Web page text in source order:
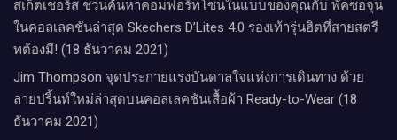
สเก็ตเชอร์ส ชวนค้นหาคอมฟอร์ทโซนในแบบของคุณกับ พัคซอจุน
ในคอลเลคชันล่าสุด Skechers D’Lites 4.0 รองเท้ารุ่นฮิตที่สายสตรี
ทต้องมี! (18 ธันวาคม 2021)
Jim Thompson จุดประกายแรงบันดาลใจแห่งการเดินทาง ด้วย
ลายปริ้นท์ใหม่ล่าสุดบนคอลเลคชันเสื้อผ้า Ready-to-Wear (18
ธันวาคม 2021)